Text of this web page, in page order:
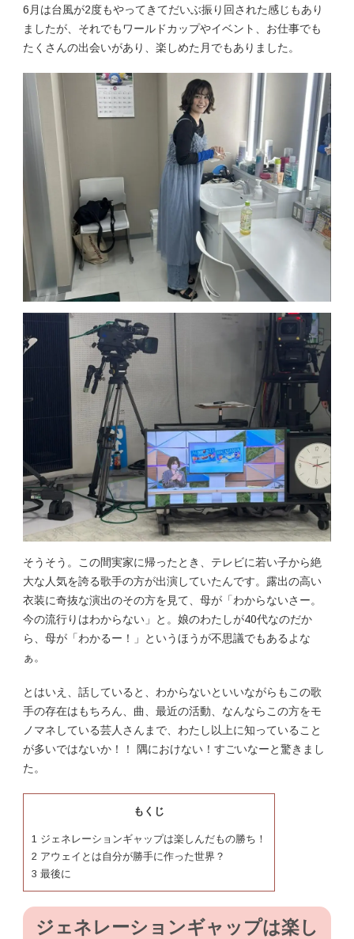
6月は台風が2度もやってきてだいぶ振り回された感じもあり
ましたが、それでもワールドカップやイベント、お仕事でも
たくさんの出会いがあり、楽しめた月でもありました。
そうそう。この間実家に帰ったとき、テレビに若い子から絶
大な人気を誇る歌手の方が出演していたんです。露出の高い
衣装に奇抜な演出のその方を見て、母が「わからないさー。
今の流行りはわからない」と。娘のわたしが40代なのだか
ら、母が「わかるー！」というほうが不思議でもあるよな
ぁ。
とはいえ、話していると、わからないといいながらもこの歌
手の存在はもちろん、曲、最近の活動、なんならこの方をモ
ノマネしている芸人さんまで、わたし以上に知っていること
が多いではないか！！ 隅におけない！すごいなーと驚きまし
た。
もくじ
1 ジェネレーションギャップは楽しんだもの勝ち！
2 アウェイとは自分が勝手に作った世界？
3 最後に
ジェネレーションギャップは楽し